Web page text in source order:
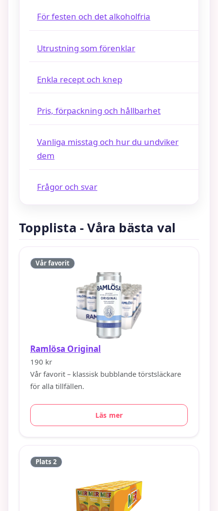
För festen och det alkoholfria
Utrustning som förenklar
Enkla recept och knep
Pris, förpackning och hållbarhet
Vanliga misstag och hur du undviker
dem
Frågor och svar
Topplista - Våra bästa val
Vår favorit
Ramlösa Original
190 kr
Vår favorit – klassisk bubblande törstsläckare
för alla tillfällen.
Läs mer
Plats 2